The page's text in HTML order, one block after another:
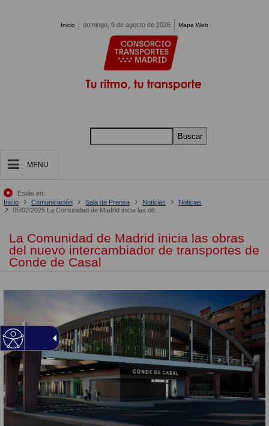
Inicio domingo, 9 de agosto de 2026 Mapa Web
Buscar
MENU
Estás en:
Inicio
Comunicación Sala de Prensa Noticias
Noticias
La Comunidad de Madrid inicia las obras
del nuevo intercambiador de transportes de
Conde de Casal